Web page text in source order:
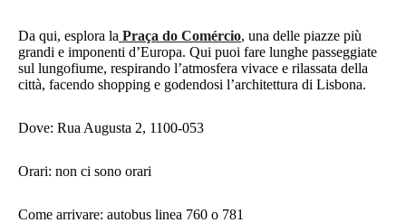
Da qui, esplora la Praça do Comércio, una delle piazze più
grandi e imponenti d’Europa. Qui puoi fare lunghe passeggiate
sul lungofiume, respirando l’atmosfera vivace e rilassata della
città, facendo shopping e godendosi l’architettura di Lisbona.
Dove: Rua Augusta 2, 1100-053
Orari: non ci sono orari
Come arrivare: autobus linea 760 o 781